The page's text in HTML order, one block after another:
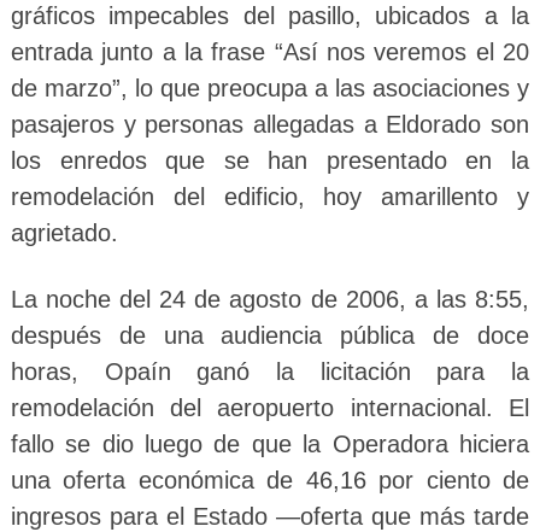
gráficos impecables del pasillo, ubicados a la
entrada junto a la frase “Así nos veremos el 20
de marzo”, lo que preocupa a las asociaciones y
pasajeros y personas allegadas a Eldorado son
los enredos que se han presentado en la
remodelación del edificio, hoy amarillento y
agrietado.
La noche del 24 de agosto de 2006, a las 8:55,
después de una audiencia pública de doce
horas, Opaín ganó la licitación para la
remodelación del aeropuerto internacional. El
fallo se dio luego de que la Operadora hiciera
una oferta económica de 46,16 por ciento de
ingresos para el Estado —oferta que más tarde